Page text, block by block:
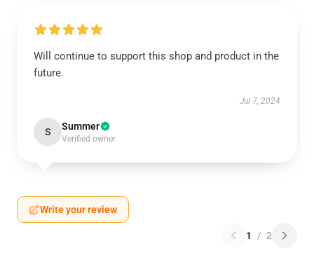
Will continue to support this shop and product in the
future.
Jul 7, 2024
S Summer
Verified owner
Write your review
1 / 2